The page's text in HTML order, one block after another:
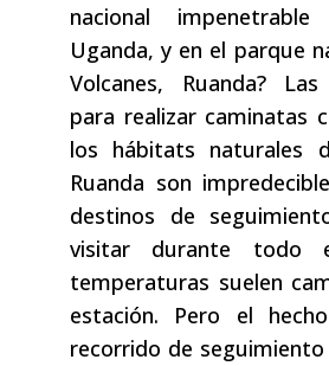
nacional
Uganda, y en el parque
Volcanes, Ruanda?
para realizar caminatas
los hábitats naturales
Ruanda son
destinos de
visitar durante todo
temperaturas suelen
estación. Pero el
recorrido de